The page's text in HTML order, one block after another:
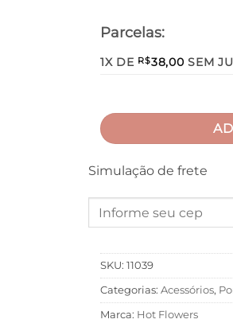
Parcelas:
1X DE R$38,00SEM
Simulação de frete
SKU: 11039
Categorias: Acessórios,
Marca: Hot Flowers